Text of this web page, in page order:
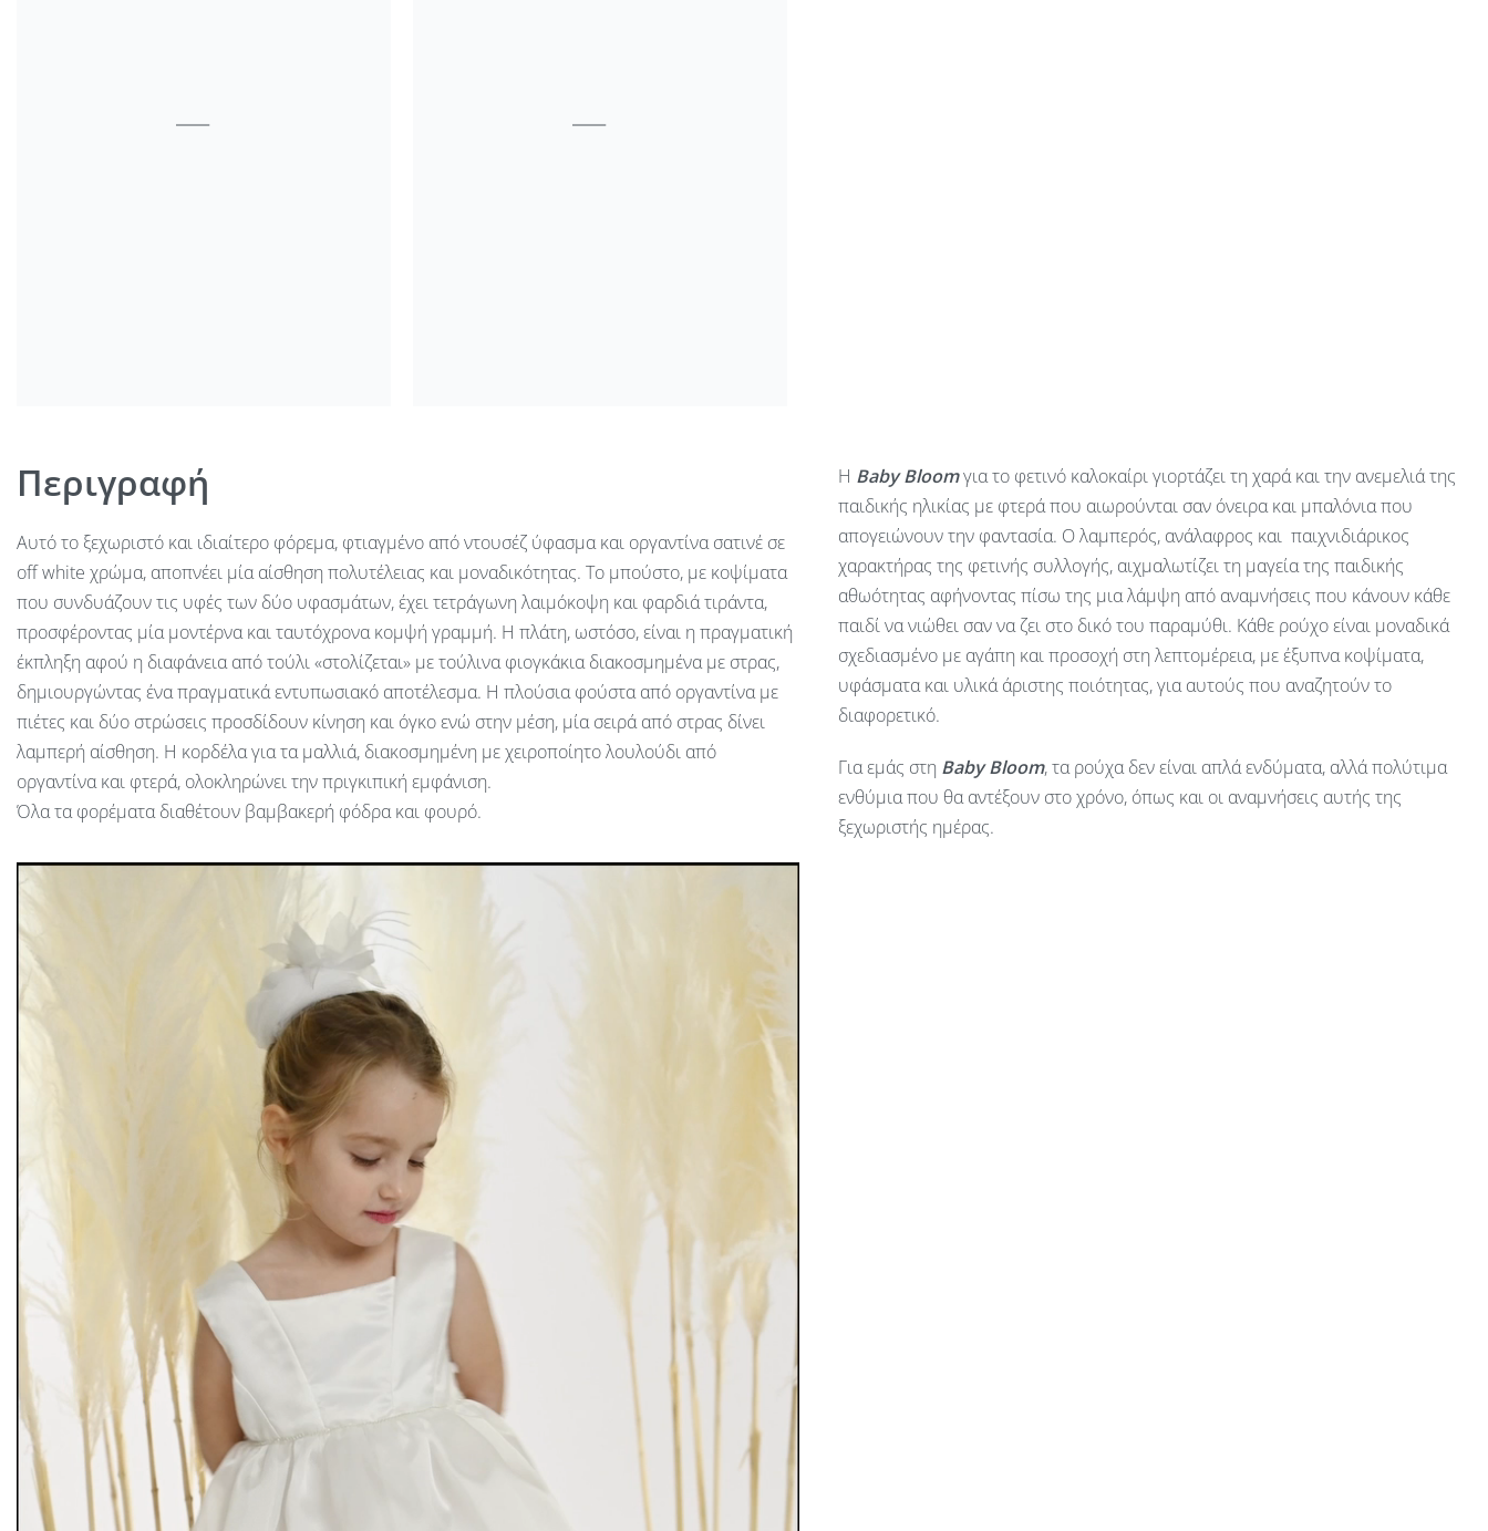
Περιγραφή
Αυτό το ξεχωριστό και ιδιαίτερο φόρεμα, φτιαγμένο από ντουσέζ ύφασμα και οργαντίνα σατινέ σε
off white χρώμα, αποπνέει μία αίσθηση πολυτέλειας και μοναδικότητας. Το μπούστο, με κοψίματα
που συνδυάζουν τις υφές των δύο υφασμάτων, έχει τετράγωνη λαιμόκοψη και φαρδιά τιράντα,
προσφέροντας μία μοντέρνα και ταυτόχρονα κομψή γραμμή. Η πλάτη, ωστόσο, είναι η πραγματική
έκπληξη αφού η διαφάνεια από τούλι «στολίζεται» με τούλινα φιογκάκια διακοσμημένα με στρας,
δημιουργώντας ένα πραγματικά εντυπωσιακό αποτέλεσμα. Η πλούσια φούστα από οργαντίνα με
πιέτες και δύο στρώσεις προσδίδουν κίνηση και όγκο ενώ στην μέση, μία σειρά από στρας δίνει
λαμπερή αίσθηση. Η κορδέλα για τα μαλλιά, διακοσμημένη με χειροποίητο λουλούδι από
οργαντίνα και φτερά, ολοκληρώνει την πριγκιπική εμφάνιση.
Όλα τα φορέματα διαθέτουν βαμβακερή φόδρα και φουρό.
Η Baby Bloomγια το φετινό καλοκαίρι γιορτάζει τη χαρά και την ανεμελιά της
παιδικής ηλικίας με φτερά που αιωρούνται σαν όνειρα και μπαλόνια που
απογειώνουν την φαντασία. Ο λαμπερός, ανάλαφρος και παιχνιδιάρικος
χαρακτήρας της φετινής συλλογής, αιχμαλωτίζει τη μαγεία της παιδικής
αθωότητας αφήνοντας πίσω της μια λάμψη από αναμνήσεις που κάνουν κάθε
παιδί να νιώθει σαν να ζει στο δικό του παραμύθι. Κάθε ρούχο είναι μοναδικά
σχεδιασμένο με αγάπη και προσοχή στη λεπτομέρεια, με έξυπνα κοψίματα,
υφάσματα και υλικά άριστης ποιότητας, για αυτούς που αναζητούν το
διαφορετικό.
Για εμάς στη Baby Bloom, τα ρούχα δεν είναι απλά ενδύματα, αλλά πολύτιμα
ενθύμια που θα αντέξουν στο χρόνο, όπως και οι αναμνήσεις αυτής της
ξεχωριστής ημέρας.